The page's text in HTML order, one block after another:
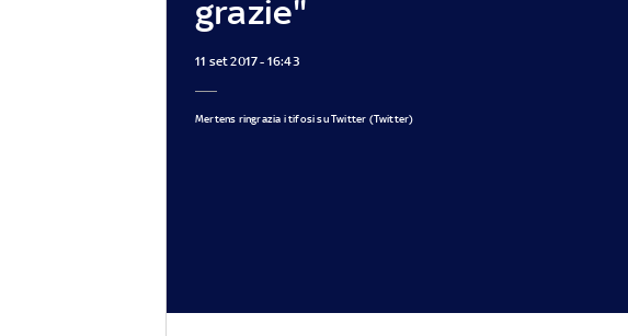
grazie"
11 set 2017 - 16:43
Mertens ringrazia i tifosi su Twitter (Twitter)